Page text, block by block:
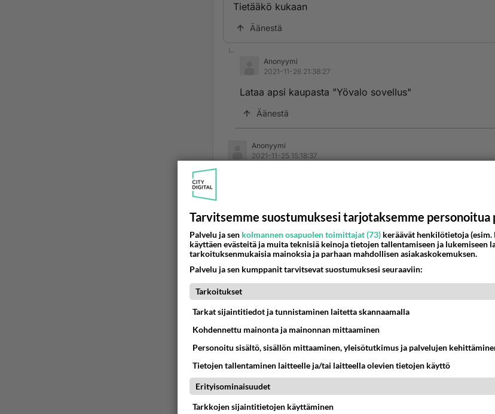
Tietääkö kukaan
Äänestä
Anonyymi
2021-11-26 21:38:27
Lataa apsi kaupasta "Yövalo sovellus"
Äänestä
Anonyymi
2021-11-25 15:18:37
Anonyymi
2021-11-26 21:31:48
Jag förstår inte.
Tarvitsemme suostumuksesi tarjotaksemme personoitua
Palvelu ja sen kolmannen osapuolen toimittajat (73) keräävät henkilötietoja
käyttäen evästeitä ja muita teknisiä keinoja tietojen tallentamiseen ja lukemiseen
tarkoituksenmukaisia mainoksia ja parhaan mahdollisen asiakaskokemuksen.
Palvelu ja sen kumppanit tarvitsevat suostumuksesi seuraaviin:
Tarkoitukset
Tarkat sijaintitiedot ja tunnistaminen laitetta skannaamalla
Kohdennettu mainonta ja mainonnan mittaaminen
Personoitu sisältö, sisällön mittaaminen, yleisötutkimus ja palvelujen
Tietojen tallentaminen laitteelle ja/tai laitteella olevien tietojen käyttö
Erityisominaisuudet
Tarkkojen sijaintitietojen käyttäminen